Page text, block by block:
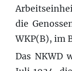
die
WKP(B), im
Das NKWD